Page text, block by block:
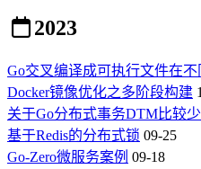
2023
Go交叉编译成可执行文件在
Docker镜像优化之多阶段构建
关于Go分布式事务DTM比较
基于Redis的分布式锁 09-25
Go-Zero微服务案例 09-18